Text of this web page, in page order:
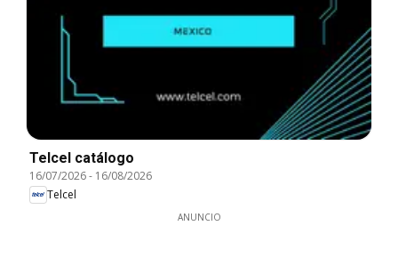
Telcel catálogo
16/07/2026- 16/08/2026
Telcel
ANUNCIO